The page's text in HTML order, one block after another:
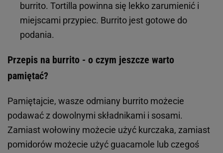
burrito. Tortilla powinna się lekko zarumienić i
miejscami przypiec. Burrito jest gotowe do
podania.
Przepis na burrito - o czym jeszcze warto
pamiętać?
Pamiętajcie, wasze odmiany burrito możecie
podawać z dowolnymi składnikami i sosami.
Zamiast wołowiny możecie użyć kurczaka, zamiast
pomidorów możecie użyć guacamole lub czegoś